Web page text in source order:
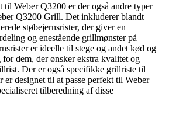
Weber Q3200 er der også andre typer
Q3200 Grill. Det inkluderer blandt
støbejernsrister, der giver en
og enestående grillmønster på
er ideelle til stege og andet kød og
dem, der ønsker ekstra kvalitet og
Der er også specifikke grillriste til
er designet til at passe perfekt til Weber
tilberedning af disse